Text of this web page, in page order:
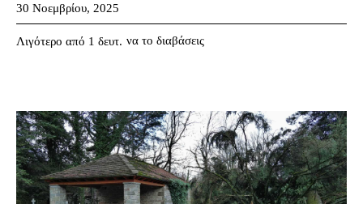
30 Νοεμβρίου, 2025
Λιγότερο από 1 δευτ. να το διαβάσεις